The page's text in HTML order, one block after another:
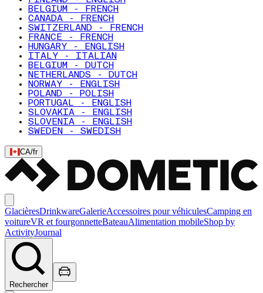
BELGIUM - FRENCH
CANADA - FRENCH
SWITZERLAND - FRENCH
FRANCE - FRENCH
HUNGARY - ENGLISH
ITALY - ITALIAN
BELGIUM - DUTCH
NETHERLANDS - DUTCH
NORWAY - ENGLISH
POLAND - POLISH
PORTUGAL - ENGLISH
SLOVAKIA - ENGLISH
SLOVENIA - ENGLISH
SWEDEN - SWEDISH
CA/fr
GlacièresDrinkwareGalerieAccessoires pour véhiculesCamping en
voitureVR et fourgonnetteBateauAlimentation mobileShop by
ActivityJournal
Rechercher